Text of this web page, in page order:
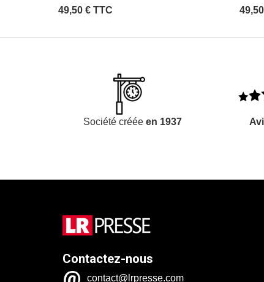
49,50 € TTC
Société créée en 1937
Contactez-nous
contact@lrpresse.com